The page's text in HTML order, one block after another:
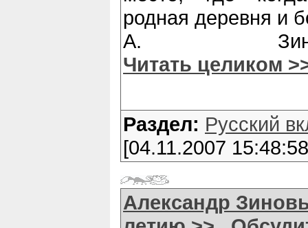
родная деревня и
А.
Читать целиком
Раздел: Русский
[04.11.2007
Александр